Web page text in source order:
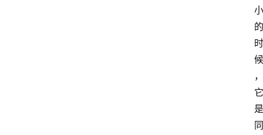
小
的
时
候
，
它
是
同